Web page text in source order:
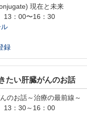
現在と未来
13：00〜16：30
録
たい肝臓がんのお話
のお話～治療の最前線～
13：30～16：00